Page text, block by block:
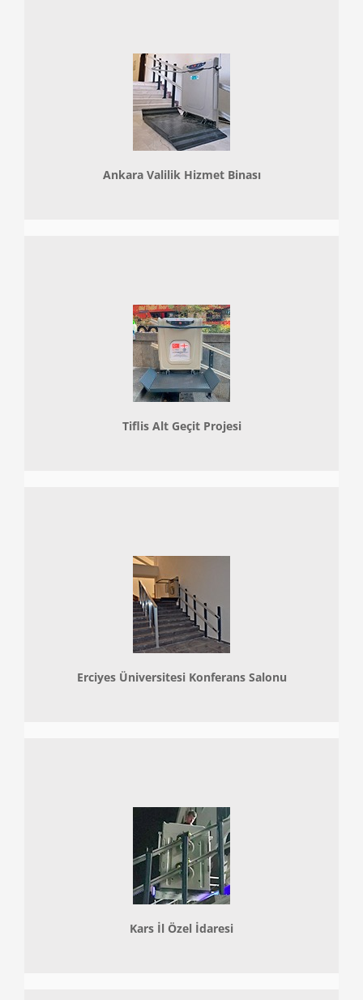
Ankara Valilik Hizmet Binası
Tiflis Alt Geçit Projesi
Erciyes Üniversitesi Konferans Salonu
Kars İl Özel İdaresi